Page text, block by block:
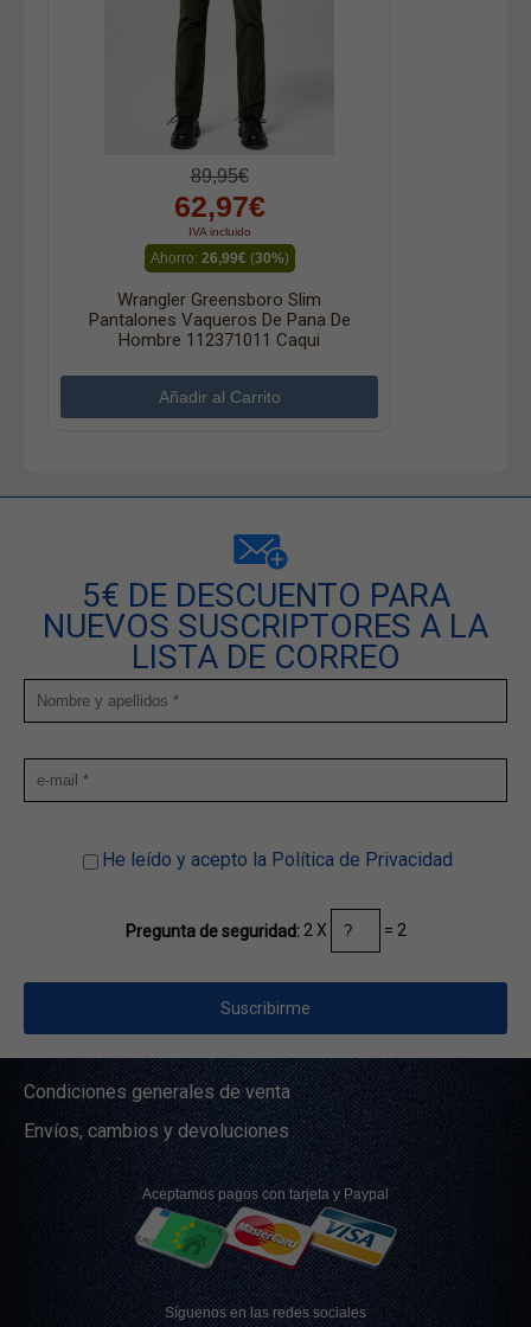
89,95€
62,97€
IVA incluido
Ahorro: 26,99€(30%)
Wrangler Greensboro Slim
Pantalones Vaqueros De Pana De
Hombre 112371011 Caqui
5€ DE DESCUENTO PARA
NUEVOS SUSCRIPTORES A LA
LISTA DE CORREO
He leído y acepto la Política de Privacidad
Pregunta de seguridad: 2 X = 2
Condiciones generales de venta
Envíos, cambios y devoluciones
Aceptamos pagos con tarjeta y Paypal
Síguenos en las redes sociales